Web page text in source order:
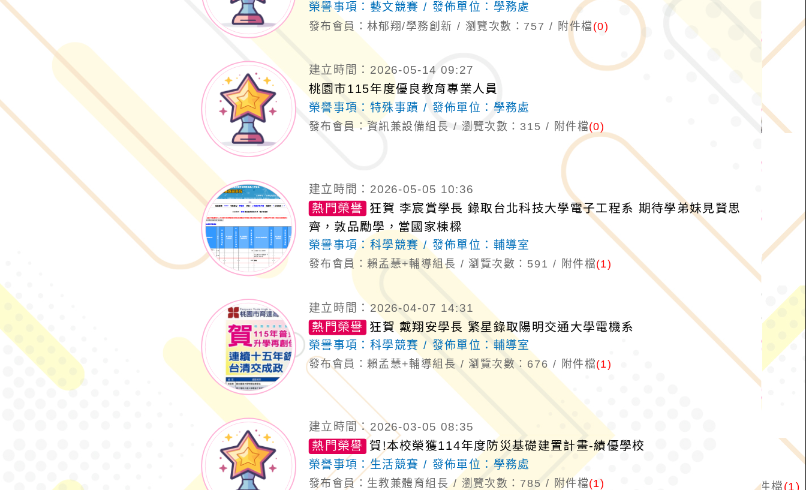
榮譽事項： 藝文競賽 發佈單位： 學務處
發布會員：林郁翔/學務創新 瀏覽次數：757 附件檔 (0)
建立時間：2026-05-14 09:27
桃園市115年度優良教育專業人員
榮譽事項： 特殊事蹟 發佈單位： 學務處
發布會員：資訊兼設備組長 瀏覽次數：315 附件檔(0)
建立時間：2026-05-05 10:36
熱門榮譽
狂賀 李宸賞學長 錄取台北科技大學電子工程系 期待學弟妹見賢思
齊，敦品勵學，當國家棟樑
榮譽事項： 科學競賽 發佈單位： 輔導室
發布會員：賴孟慧+輔導組長 瀏覽次數：591 附件檔(1)
建立時間：2026-04-07 14:31
熱門榮譽 狂賀 戴翔安學長 繁星錄取陽明交通大學電機系
榮譽事項： 科學競賽 發佈單位： 輔導室
發布會員：賴孟慧+輔導組長 瀏覽次數：676 附件檔(1)
建立時間：2026-03-05 08:35
熱門榮譽 賀!本校榮獲114年度防災基礎建置計畫-績優學校
榮譽事項：生活競賽 發佈單位： 學務處
發布會員：生教兼體育組長 瀏覽次數：785 附件檔(1)